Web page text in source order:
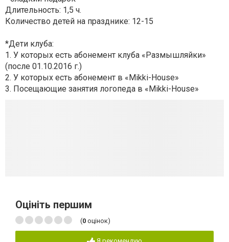
Длительность: 1,5 ч.
Количество детей на празднике: 12-15
*Дети клуба:
1. У которых есть абонемент клуба «Размышляйки»
(после 01.10.2016 г.)
2. У которых есть абонемент в «Mikki-House»
3. Посещающие занятия логопеда в «Mikki-House»
Оцініть першим
(0 оцінок)